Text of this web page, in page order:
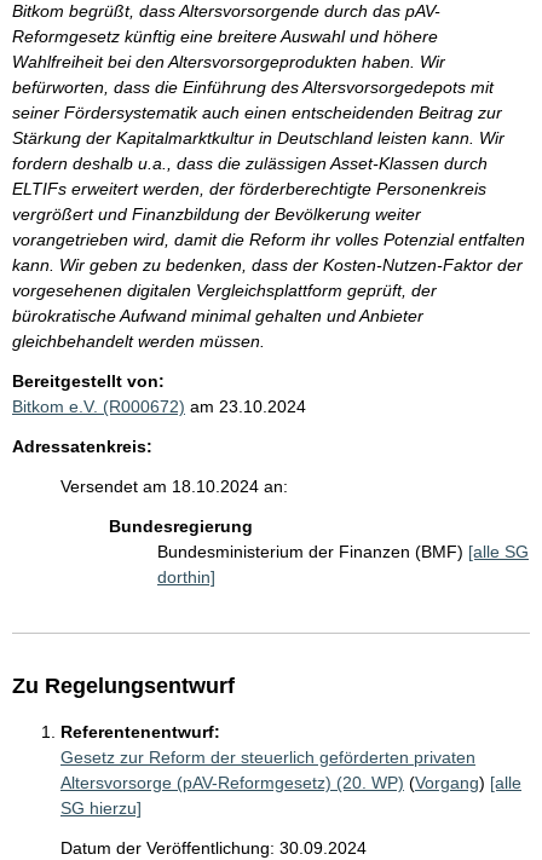
Bitkom begrüßt, dass Altersvorsorgende durch das pAV-
Reformgesetz künftig eine breitere Auswahl und höhere
Wahlfreiheit bei den Altersvorsorgeprodukten haben. Wir
befürworten, dass die Einführung des Altersvorsorgedepots mit
seiner Fördersystematik auch einen entscheidenden Beitrag zur
Stärkung der Kapitalmarktkultur in Deutschland leisten kann. Wir
fordern deshalb u.a., dass die zulässigen Asset-Klassen durch
ELTIFs erweitert werden, der förderberechtigte Personenkreis
vergrößert und Finanzbildung der Bevölkerung weiter
vorangetrieben wird, damit die Reform ihr volles Potenzial entfalten
kann. Wir geben zu bedenken, dass der Kosten-Nutzen-Faktor der
vorgesehenen digitalen Vergleichsplattform geprüft, der
bürokratische Aufwand minimal gehalten und Anbieter
gleichbehandelt werden müssen.
Bereitgestellt von:
Bitkom e.V. (R000672) am 23.10.2024
Adressatenkreis:
Versendet am 18.10.2024 an:
Bundesregierung
Bundesministerium der Finanzen (BMF) [alle SG
dorthin]
Zu Regelungsentwurf
Referentenentwurf:
Gesetz zur Reform der steuerlich geförderten privaten
Altersvorsorge (pAV-Reformgesetz) (20. WP) (Vorgang) [alle
SG hierzu]
Datum der Veröffentlichung: 30.09.2024